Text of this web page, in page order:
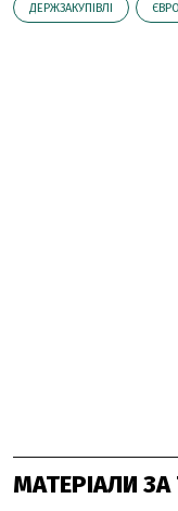
ДЕРЖЗАКУПІВЛІ
МАТЕРІАЛИ